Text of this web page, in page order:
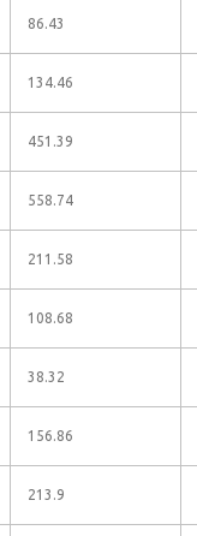
86.43
134.46
451.39
558.74
211.58
108.68
38.32
156.86
213.9